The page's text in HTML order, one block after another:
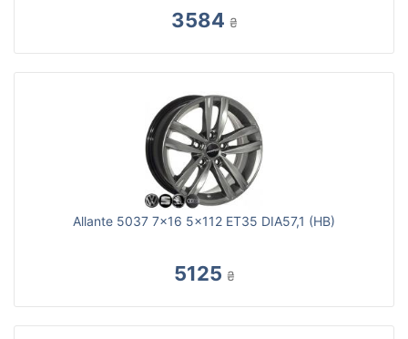
3584 ₴
Allante 5037 7x16 5x112 ET35 DIA57,1 (HB)
5125 ₴